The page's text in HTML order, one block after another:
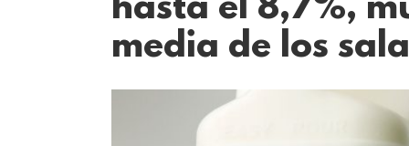
hasta el 8,7%,
media de los